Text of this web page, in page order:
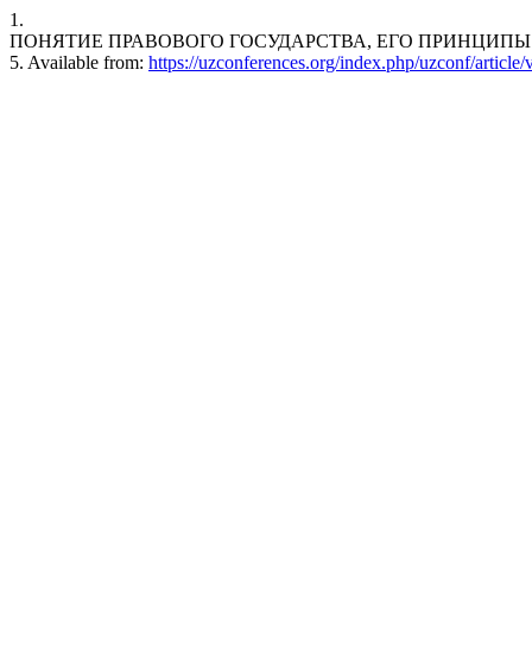
1.
ПОНЯТИЕ ПРАВОВОГО ГОСУДАРСТВА, ЕГО ПРИНЦИПЫ И
5. Available from: https://uzconferences.org/index.php/uzconf/